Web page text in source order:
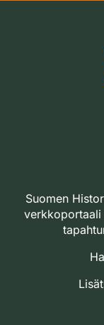
Suomen
verkkoportaali